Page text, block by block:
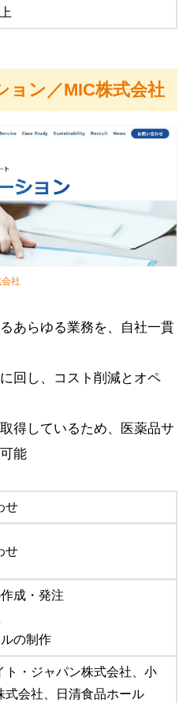
ョン／MIC株式会社
社
あらゆる業務を、自社一貫
回し、コスト削減とオペ
得しているため、医薬品サ
能
せ
せ
成・発注
の制作
ト・ジャパン株式会社、小
式会社、日清食品ホール